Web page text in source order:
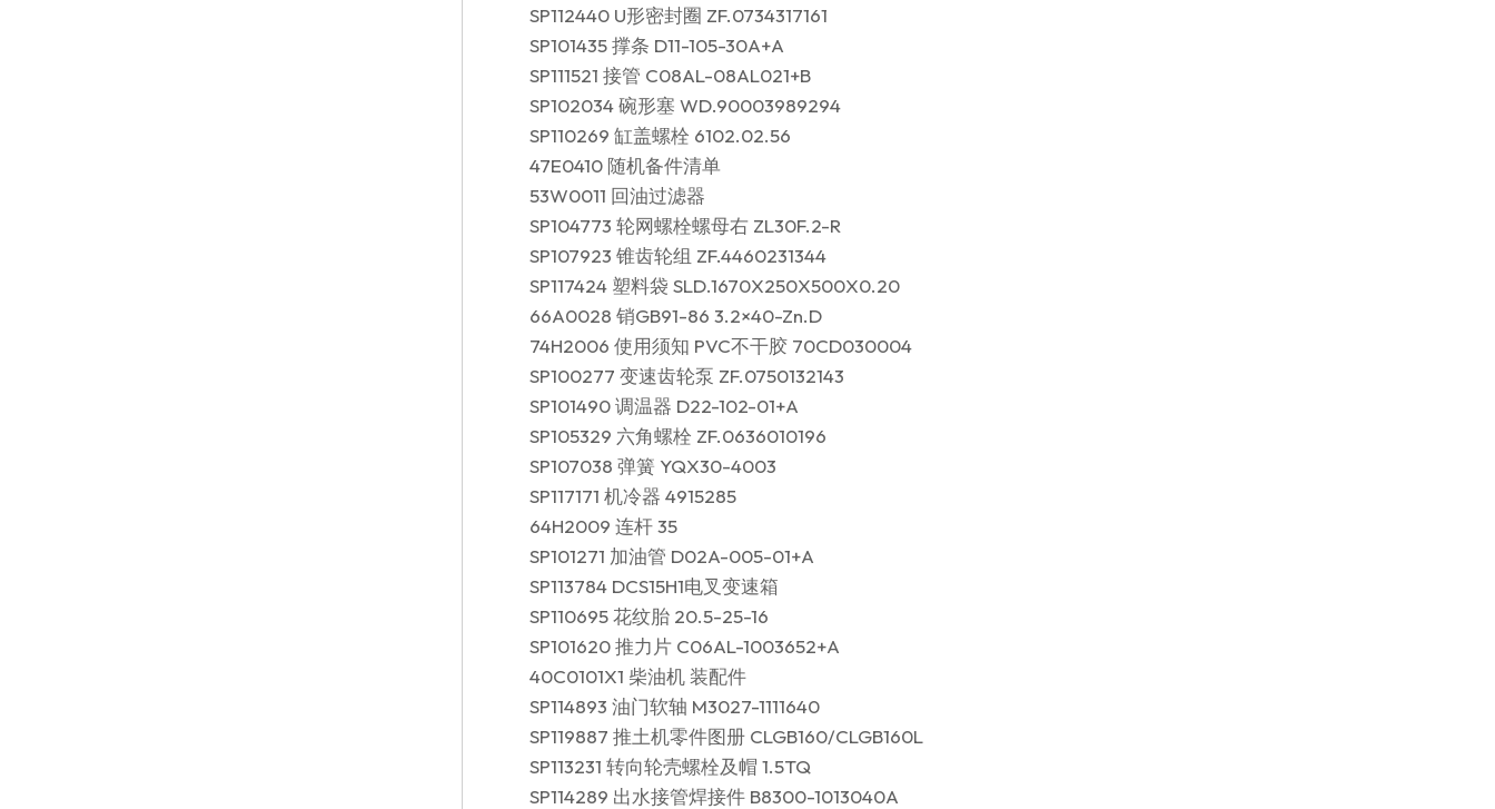
SP112440 U形密封圈 ZF.0734317161
SP101435 撑条 D11-105-30A+A
SP111521 接管 C08AL-08AL021+B
SP102034 碗形塞 WD.90003989294
SP110269 缸盖螺栓 6102.02.56
47E0410 随机备件清单
53W0011 回油过滤器
SP104773 轮网螺栓螺母右 ZL30F.2-R
SP107923 锥齿轮组 ZF.4460231344
SP117424 塑料袋 SLD.1670X250X500X0.20
66A0028 销GB91-86 3.2×40-Zn.D
74H2006 使用须知 PVC不干胶 70CD030004
SP100277 变速齿轮泵 ZF.0750132143
SP101490 调温器 D22-102-01+A
SP105329 六角螺栓 ZF.0636010196
SP107038 弹簧 YQX30-4003
SP117171 机冷器 4915285
64H2009 连杆 35
SP101271 加油管 D02A-005-01+A
SP113784 DCS15H1电叉变速箱
SP110695 花纹胎 20.5-25-16
SP101620 推力片 C06AL-1003652+A
40C0101X1 柴油机 装配件
SP114893 油门软轴 M3027-1111640
SP119887 推土机零件图册 CLGB160/CLGB160L
SP113231 转向轮壳螺栓及帽 1.5TQ
SP114289 出水接管焊接件 B8300-1013040A